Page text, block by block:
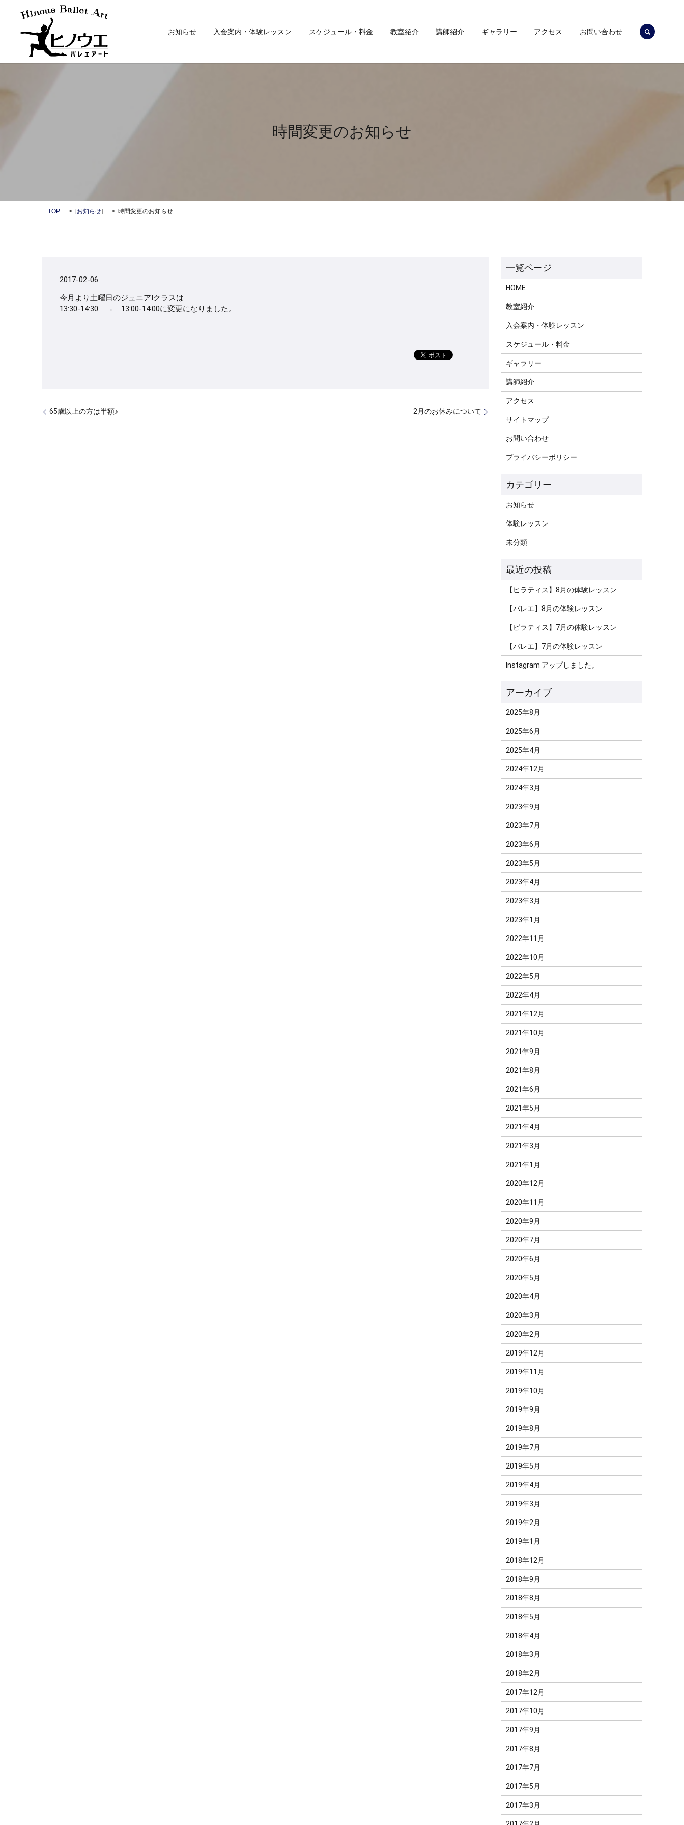
お知らせ 入会案内・体験レッスン スケジュール・料金 教室紹介 講師紹介 ギャラリー アクセス お問い合わせ search
時間変更のお知らせ
TOP [お知らせ] 時間変更のお知らせ
2017-02-06
今月より土曜日のジュニアⅠクラスは
13:30-14:30 → 13:00-14:00に変更になりました。
65歳以上の方は半額♪ 2月のお休みについて
HOME
教室紹介
入会案内・体験レッスン
スケジュール・料金
ギャラリー
講師紹介
アクセス
サイトマップ
お問い合わせ
プライバシーポリシー
お知らせ
体験レッスン
未分類
【ピラティス】8月の体験レッスン
【バレエ】8月の体験レッスン
【ピラティス】7月の体験レッスン
【バレエ】7月の体験レッスン
Instagram アップしました。
2025年8月
2025年6月
2025年4月
2024年12月
2024年3月
2023年9月
2023年7月
2023年6月
2023年5月
2023年4月
2023年3月
2023年1月
2022年11月
2022年10月
2022年5月
2022年4月
2021年12月
2021年10月
2021年9月
2021年8月
2021年6月
2021年5月
2021年4月
2021年3月
2021年1月
2020年12月
2020年11月
2020年9月
2020年7月
2020年6月
2020年5月
2020年4月
2020年3月
2020年2月
2019年12月
2019年11月
2019年10月
2019年9月
2019年8月
2019年7月
2019年5月
2019年4月
2019年3月
2019年2月
2019年1月
2018年12月
2018年9月
2018年8月
2018年5月
2018年4月
2018年3月
2018年2月
2017年12月
2017年10月
2017年9月
2017年8月
2017年7月
2017年5月
2017年3月